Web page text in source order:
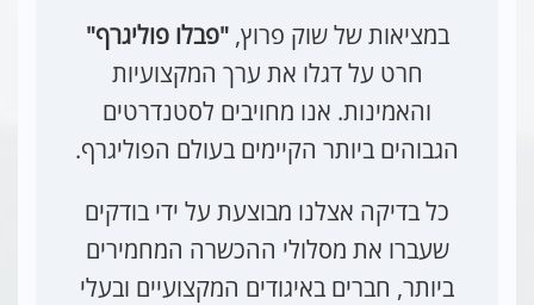
במציאות של שוק פרוץ,"פבלו פוליגרף"
חרט על דגלו את ערך המקצועיות
והאמינות. אנו מחויבים לסטנדרטים
הגבוהים ביותר הקיימים בעולם הפוליגרף.
כל בדיקה אצלנו מבוצעת על ידי בודקים
שעברו את מסלולי ההכשרה המחמירים
ביותר, חברים באיגודים המקצועיים ובעלי